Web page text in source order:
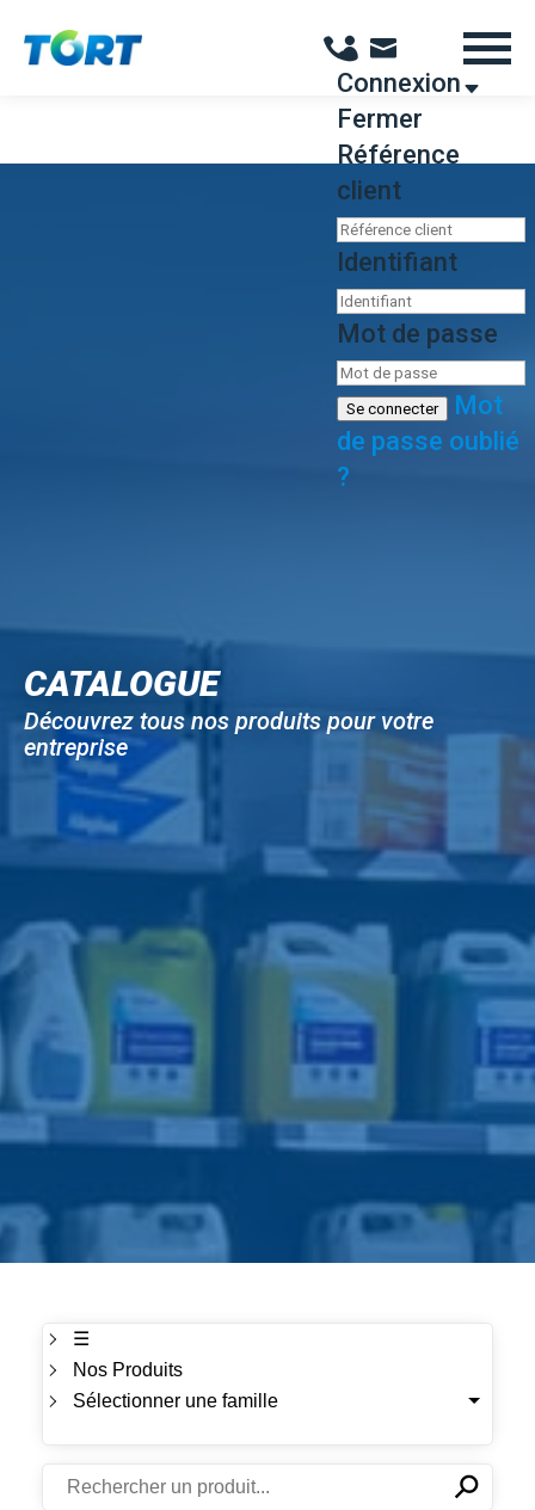
Connexion
Fermer
Référence
client
Identifiant
Mot de passe
Se connecter
Mot
de passe oublié
?
CATALOGUE
Découvrez tous nos produits pour votre
entreprise
☰
Nos Produits
Sélectionner une famille
✕⚲